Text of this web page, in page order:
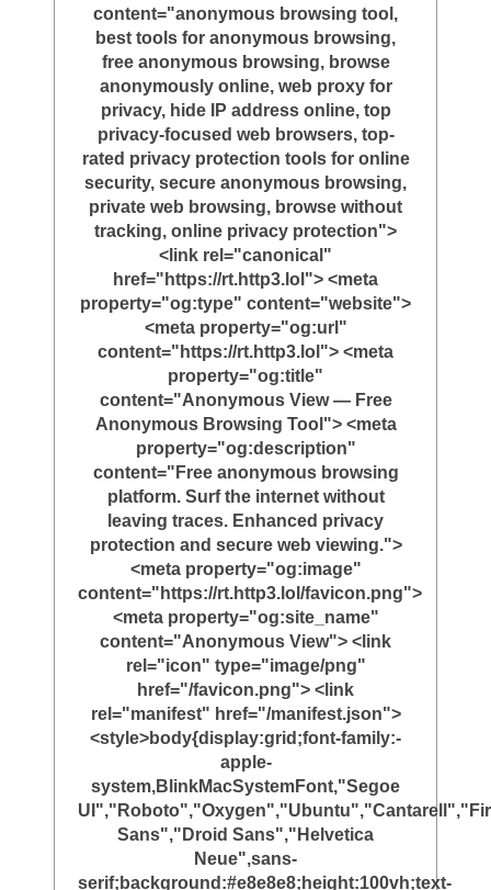
content="anonymous browsing tool,
best tools for anonymous browsing,
free anonymous browsing, browse
anonymously online, web proxy for
privacy, hide IP address online, top
privacy-focused web browsers, top-
rated privacy protection tools for online
security, secure anonymous browsing,
private web browsing, browse without
tracking, online privacy protection">
<link rel="canonical"
href="https://rt.http3.lol"> <meta
property="og:type" content="website">
<meta property="og:url"
content="https://rt.http3.lol"> <meta
property="og:title"
content="Anonymous View — Free
Anonymous Browsing Tool"> <meta
property="og:description"
content="Free anonymous browsing
platform. Surf the internet without
leaving traces. Enhanced privacy
protection and secure web viewing.">
<meta property="og:image"
content="https://rt.http3.lol/favicon.png">
<meta property="og:site_name"
content="Anonymous View"> <link
rel="icon" type="image/png"
href="/favicon.png"> <link
rel="manifest" href="/manifest.json">
<style>body{display:grid;font-family:-
apple-
system,BlinkMacSystemFont,"Segoe
Sans","Droid Sans","Helvetica
Neue",sans-
serif;background:#e8e8e8;height:100vh;text-